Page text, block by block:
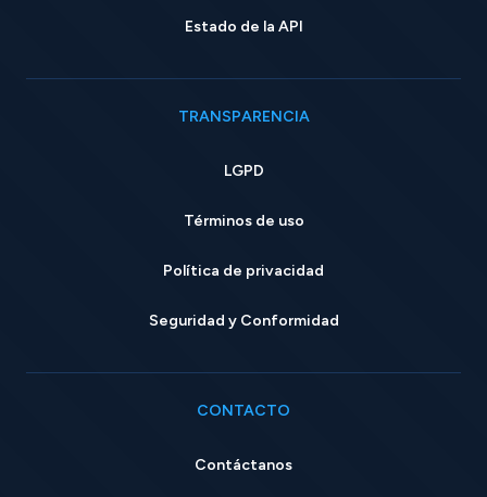
Estado de la API
TRANSPARENCIA
LGPD
Términos de uso
Política de privacidad
Seguridad y Conformidad
CONTACTO
Contáctanos